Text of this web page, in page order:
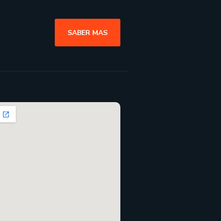
SABER MAS